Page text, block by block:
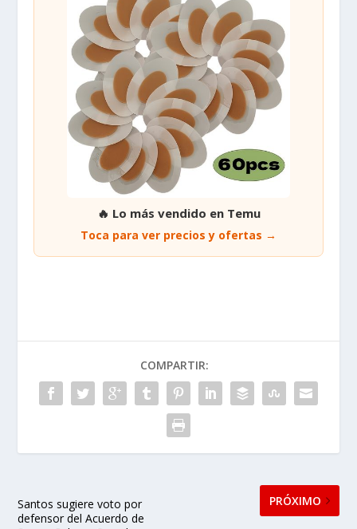
🔥 Lo más vendido en Temu
Toca para ver precios y ofertas →
COMPARTIR:
Santos sugiere voto por
defensor del Acuerdo de
PRÓXIMO